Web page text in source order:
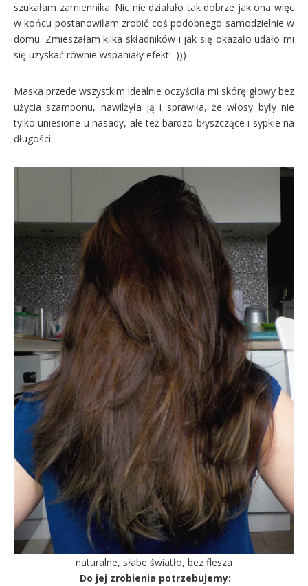
szukałam zamiennika. Nic nie działało tak dobrze jak ona więc
w końcu postanowiłam zrobić coś podobnego samodzielnie w
domu. Zmieszałam kilka składników i jak się okazało udało mi
się uzyskać równie wspaniały efekt! :)))
Maska przede wszystkim idealnie oczyściła mi skórę głowy bez
użycia szamponu, nawilżyła ją i sprawiła, że włosy były nie
tylko uniesione u nasady, ale też bardzo błyszczące i sypkie na
długości
naturalne, słabe światło, bez flesza
Do jej zrobienia potrzebujemy: